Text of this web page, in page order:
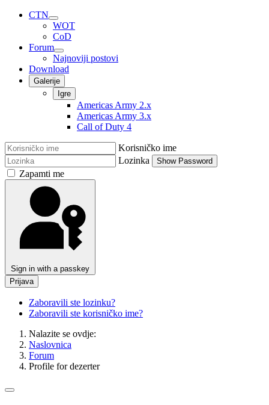
CTN
WOT
CoD
Forum
Najnoviji postovi
Download
Galerije
Igre
Americas Army 2.x
Americas Army 3.x
Call of Duty 4
Korisničko ime
Lozinka
Show Password
Zapamti me
Sign in with a passkey
Prijava
Zaboravili ste lozinku?
Zaboravili ste korisničko ime?
Nalazite se ovdje:
Naslovnica
Forum
Profile for dezerter